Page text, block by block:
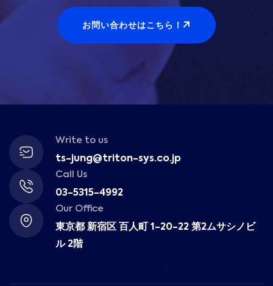
お問い合わせはこちら！
Write to us
ts-jung@triton-sys.co.jp
Call Us
03-5315-4992
Our Office
東京都 新宿区 百人町 1-20-22 第2ムサシノビ
ル 2階